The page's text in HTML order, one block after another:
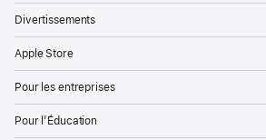
Divertissements
Apple Store
Pour les entreprises
Pour l’Éducation